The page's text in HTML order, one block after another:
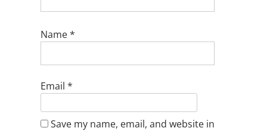
Name*
Email *
Save my name, email, and website in